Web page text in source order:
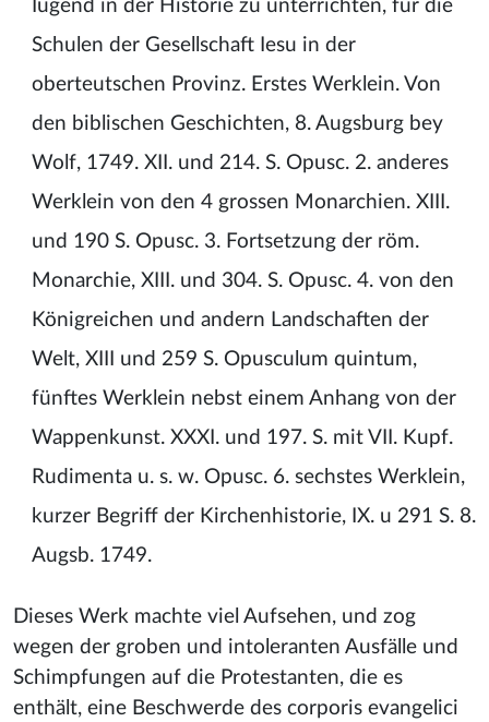
Iugend in der Historie zu unterrichten, für die
Schulen der Gesellschaft Iesu in der
oberteutschen Provinz. Erstes Werklein. Von
den biblischen Geschichten, 8. Augsburg bey
Wolf, 1749. XII. und 214. S. Opusc. 2. anderes
Werklein von den 4 grossen Monarchien. XIII.
und 190 S. Opusc. 3. Fortsetzung der röm.
Monarchie, XIII. und 304. S. Opusc. 4. von den
Königreichen und andern Landschaften der
Welt, XIII und 259 S. Opusculum quintum,
fünftes Werklein nebst einem Anhang von der
Wappenkunst. XXXI. und 197. S. mit VII. Kupf.
Rudimenta u. s. w. Opusc. 6. sechstes Werklein,
kurzer Begriff der Kirchenhistorie, IX. u 291 S. 8.
Augsb. 1749.
Dieses Werk machte viel Aufsehen, und zog
wegen der groben und intoleranten Ausfälle und
Schimpfungen auf die Protestanten, die es
enthält, eine Beschwerde des corporis evangelici